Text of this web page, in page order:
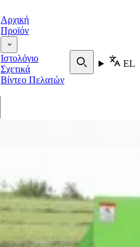
Αρχική
Προϊόν
Ιστολόγιο
Σχετικά
Βίντεο Πελατών
EL